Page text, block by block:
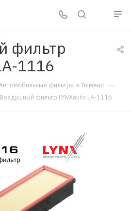
фильтр
1116
фильтры в Тюмени —
Воздушный фильтр LYNXauto LA-1116